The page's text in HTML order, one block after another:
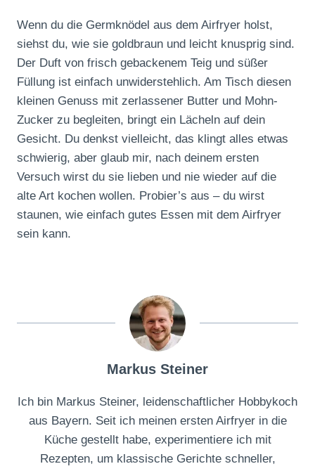
Wenn du die Germknödel aus dem Airfryer holst,
siehst du, wie sie goldbraun und leicht knusprig sind.
Der Duft von frisch gebackenem Teig und süßer
Füllung ist einfach unwiderstehlich. Am Tisch diesen
kleinen Genuss mit zerlassener Butter und Mohn-
Zucker zu begleiten, bringt ein Lächeln auf dein
Gesicht. Du denkst vielleicht, das klingt alles etwas
schwierig, aber glaub mir, nach deinem ersten
Versuch wirst du sie lieben und nie wieder auf die
alte Art kochen wollen. Probier’s aus – du wirst
staunen, wie einfach gutes Essen mit dem Airfryer
sein kann.
Markus Steiner
Ich bin Markus Steiner, leidenschaftlicher Hobbykoch
aus Bayern. Seit ich meinen ersten Airfryer in die
Küche gestellt habe, experimentiere ich mit
Rezepten, um klassische Gerichte schneller,